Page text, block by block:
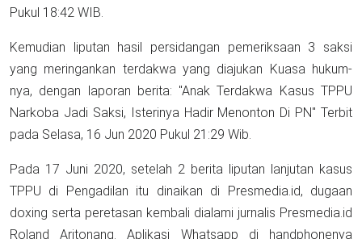
Pukul 18:42 WIB.
Kemudian liputan hasil persidangan pemeriksaan 3 saksi
yang meringankan terdakwa yang diajukan Kuasa hukum-
nya, dengan laporan berita: "Anak Terdakwa Kasus TPPU
Narkoba Jadi Saksi, Isterinya Hadir Menonton Di PN" Terbit
pada Selasa, 16 Jun 2020 Pukul 21:29 Wib.
Pada 17 Juni 2020, setelah 2 berita liputan lanjutan kasus
TPPU di Pengadilan itu dinaikan di Presmedia.id, dugaan
doxing serta peretasan kembali dialami jurnalis Presmedia.id
Roland Aritonang. Aplikasi Whatsapp di handphonenya